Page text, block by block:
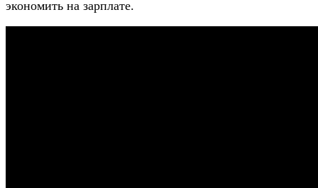
экономить на зарплате.